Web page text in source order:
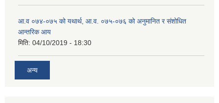
आ.व ०७४-०७५ को यथार्थ, आ.व. ०७५-०७६ को अनुमानित र संशोधित
आन्तरिक आय
मिति: 04/10/2019 - 18:30
अन्य